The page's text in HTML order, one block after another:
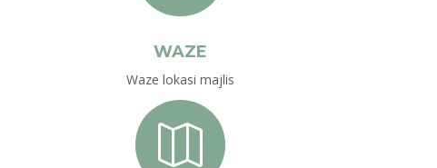
WAZE
Waze lokasi majlis
